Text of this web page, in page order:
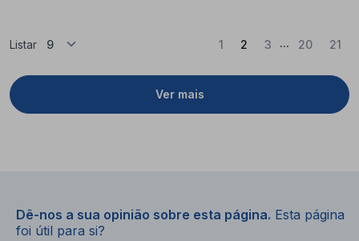
Listar
Ver mais
1 2 (Atual)
3 ... 20 21
Dê-nos a sua opinião sobre esta página. Esta página
foi útil para si?